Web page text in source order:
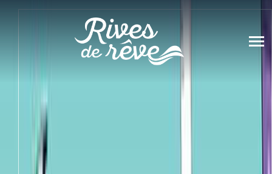
Panneau de gestion des cookies